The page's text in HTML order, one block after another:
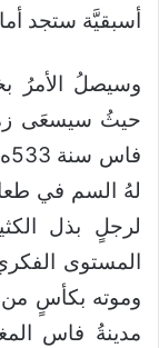
أسبقيَّة ستجد
وسيصلُ الأمرُ
حيثُ سيسعَى
لهُ السم في
لرجلٍ بذل
المستوى
وموته بكأسٍ من
مدينةُ فاس